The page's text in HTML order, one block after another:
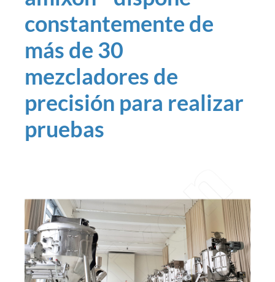
constantemente de
más de 30
mezcladores de
precisión para realizar
pruebas